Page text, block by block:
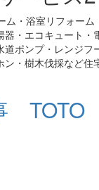
・浴室リフォー
・エコキュート
ポンプ・レンジ
・樹木伐採など
TOTO